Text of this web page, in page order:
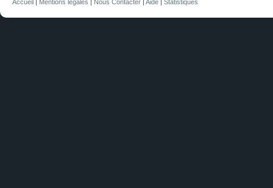
Accueil | Mentions légales | Nous Contacter | Aide | Statistiques